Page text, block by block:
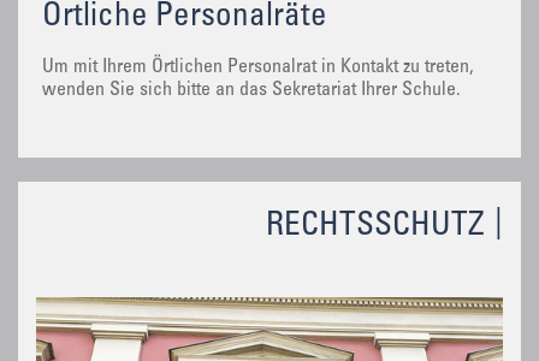
RECHTSSCHUTZ
Örtliche Personalräte
Um mit Ihrem Örtlichen Personalrat in Kontakt zu treten,
wenden Sie sich bitte an das Sekretariat Ihrer Schule.